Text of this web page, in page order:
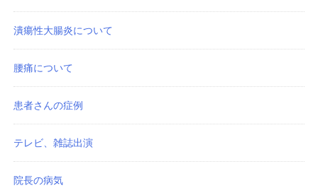
潰瘍性大腸炎について
腰痛について
患者さんの症例
テレビ、雑誌出演
院長の病気